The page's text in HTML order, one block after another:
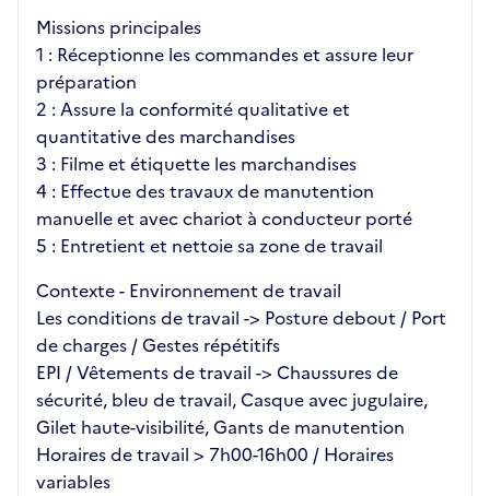
Missions principales
1 : Réceptionne les commandes et assure leur
préparation
2 : Assure la conformité qualitative et
quantitative des marchandises
3 : Filme et étiquette les marchandises
4 : Effectue des travaux de manutention
manuelle et avec chariot à conducteur porté
5 : Entretient et nettoie sa zone de travail
Contexte - Environnement de travail
Les conditions de travail -> Posture debout / Port
de charges / Gestes répétitifs
EPI / Vêtements de travail -> Chaussures de
sécurité, bleu de travail, Casque avec jugulaire,
Gilet haute-visibilité, Gants de manutention
Horaires de travail > 7h00-16h00 / Horaires
variables